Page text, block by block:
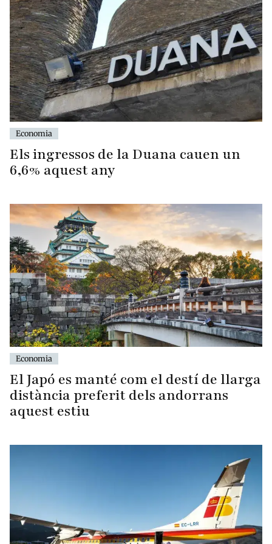
Economia
Els ingressos de la Duana cauen un
6,6% aquest any
Economia
El Japó es manté com el destí de llarga
distància preferit dels andorrans
aquest estiu